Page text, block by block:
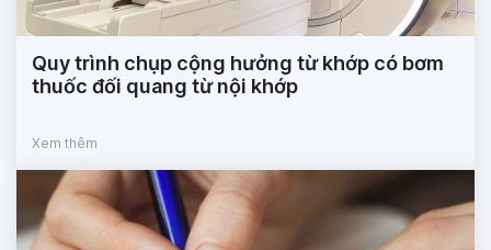
Quy trình chụp cộng hưởng từ khớp có bơm
thuốc đối quang từ nội khớp
Xem thêm